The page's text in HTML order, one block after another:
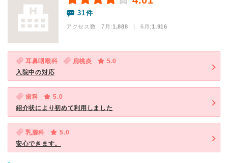
31件
アクセス数 7月:1,888 | 6月:1,916
耳鼻咽喉科 扁桃炎
5.0
入院中の対応
歯科
5.0
紹介状により初めて利用しました
乳腺科
5.0
安心できます。